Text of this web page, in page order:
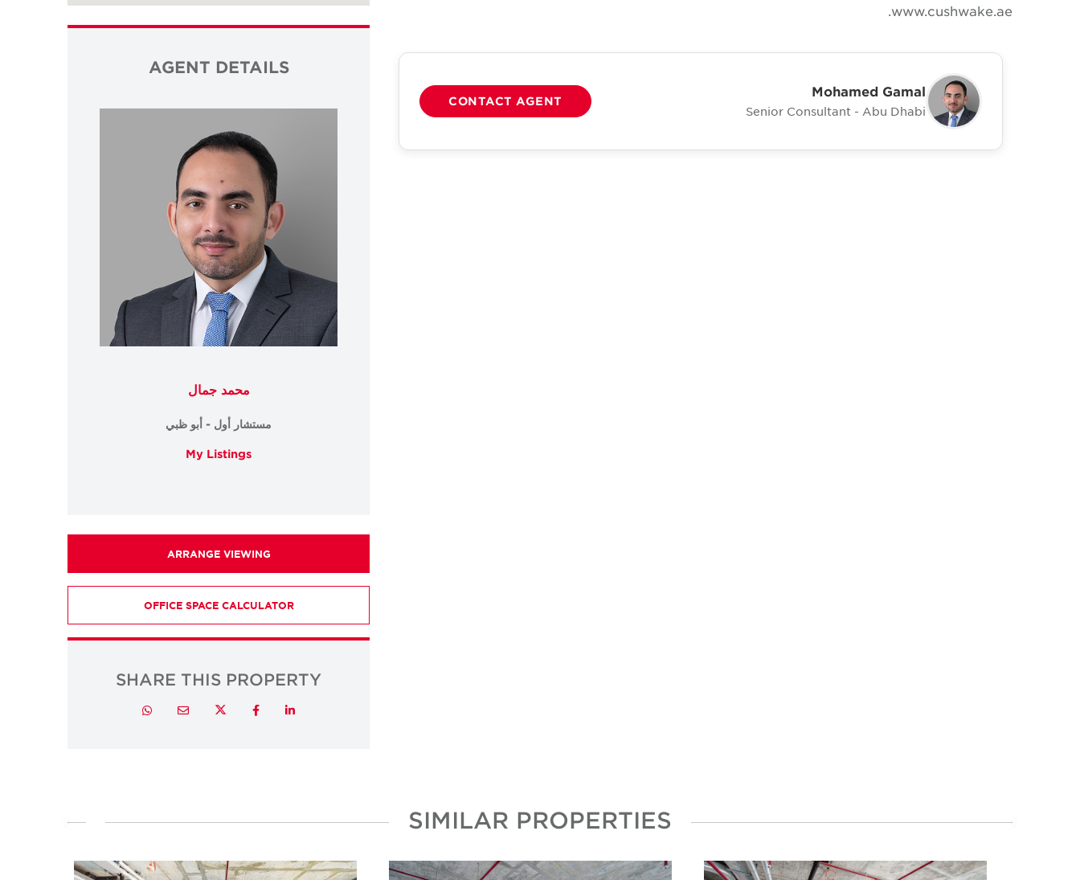
www.cushwake.ae.
Mohamed Gamal
Senior Consultant - Abu Dhabi
CONTACT AGENT
AGENT DETAILS
محمد جمال
مستشار أول - أبو ظبي
My Listings
ARRANGE VIEWING
OFFICE SPACE CALCULATOR
SHARE THIS PROPERTY
LinkedIn
Facebook
Twitter
Email
Whatsapp
SIMILAR PROPERTIES